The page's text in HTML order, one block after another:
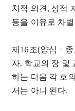
치적 의견, 성적
등을 이유로 차
제16조(양심ㆍ
자, 학교의 장 및
하는 다음 각 호
서는 아니 된다.